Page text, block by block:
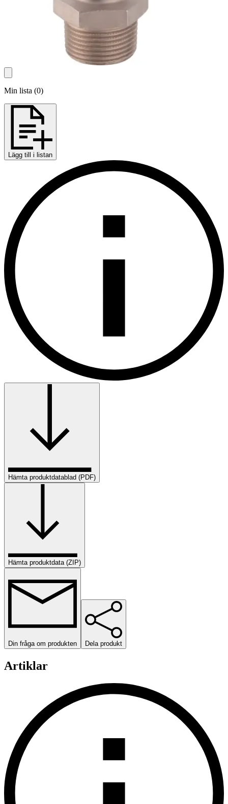
Min lista (0)
Lägg till i listan
Hämta produktdatablad (PDF)
Hämta produktdata (ZIP)
Din fråga om produkten Dela produkt
Artiklar